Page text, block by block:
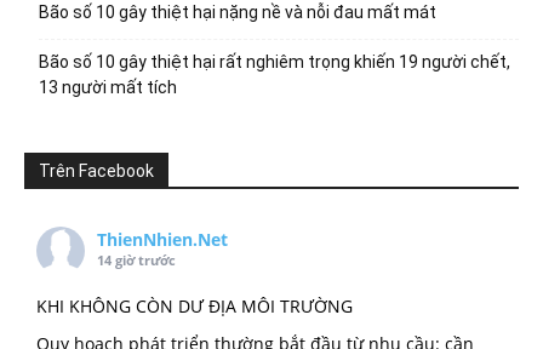
Bão số 10 gây thiệt hại nặng nề và nỗi đau mất mát
Bão số 10 gây thiệt hại rất nghiêm trọng khiến 19 người chết,
13 người mất tích
Trên Facebook
ThienNhien.Net
14 giờ trước
KHI KHÔNG CÒN DƯ ĐỊA MÔI TRƯỜNG
Quy hoạch phát triển thường bắt đầu từ nhu cầu: cần